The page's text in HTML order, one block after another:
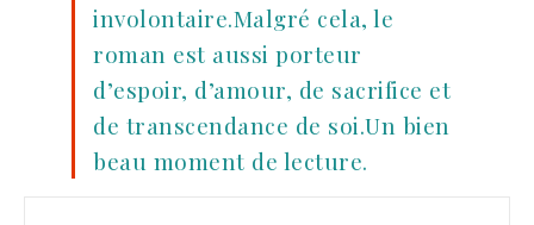
involontaire.Malgré cela, le
roman est aussi porteur
d’espoir, d’amour, de sacrifice et
de transcendance de soi.Un bien
beau moment de lecture.